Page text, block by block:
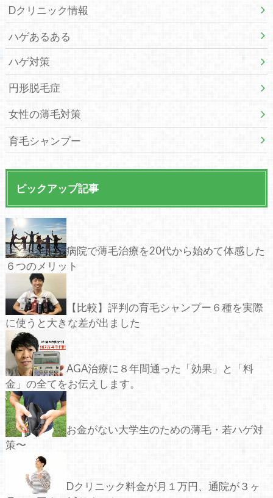
Dクリニック情報
ハゲあるある
ハゲ対策
円形脱毛症
女性の薄毛対策
育毛シャンプー
ピックアップ記事
病院で薄毛治療を20代から始めて体感した
６つのメリット
【比較】評判の育毛シャンプー６種を実際
に使うと大きな差が出ました
AGA治療に８年間通った「効果」と「料
金」の全てをお伝えします。
お金がない大学生のための薄毛・若ハゲ対
策〜
Dクリニック料金が月１万円、通院が３ヶ